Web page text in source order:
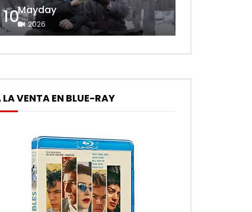
10Mayday
2026
LA VENTA EN BLUE-RAY